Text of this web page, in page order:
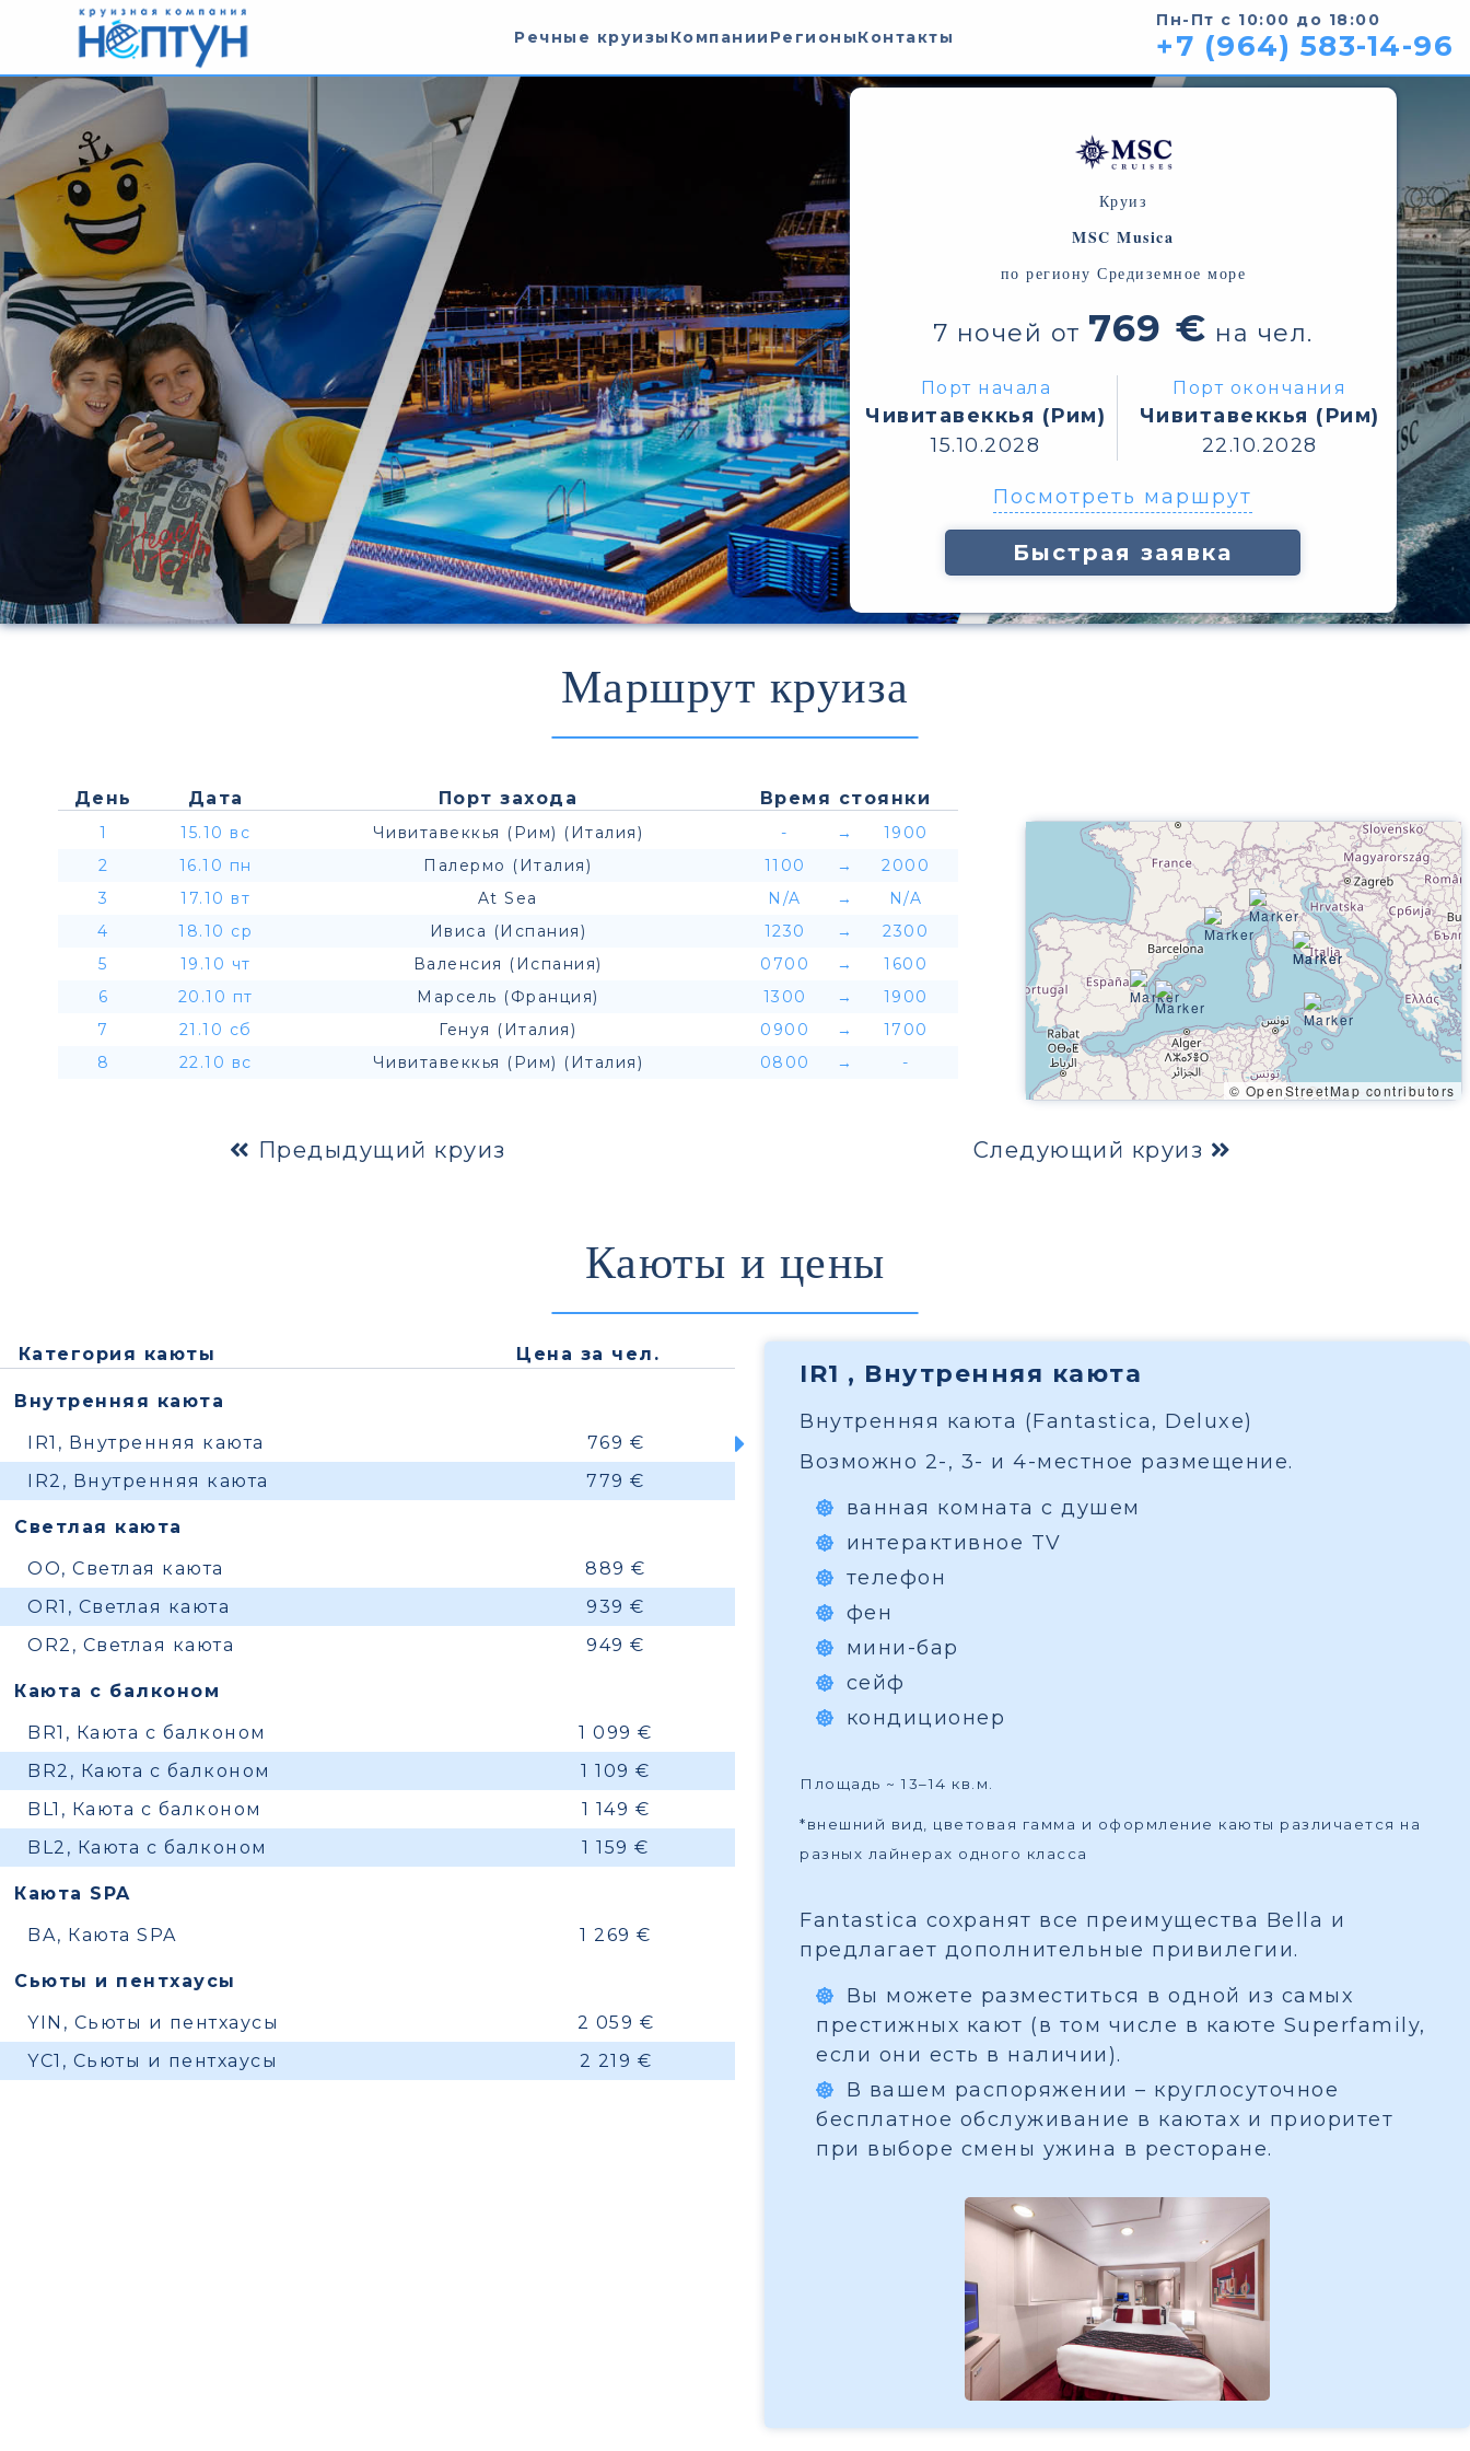
Речные круизы Компании РегионыКонтакты
Пн-Пт с 10:00 до 18:00
+7 (964) 583-14-96
Круиз
MSC Musica
по региону Средиземное море
7 ночей от 769 € на чел.
Порт начала
Чивитавеккья (Рим)
15.10.2028
Порт окончания
Чивитавеккья (Рим)
22.10.2028
Посмотреть маршрут
Быстрая заявка
Маршрут круиза
День Дата Порт захода Время стоянки
1 15.10 вс Чивитавеккья (Рим) (Италия) - →
1900
2
16.10 пн Палермо (Италия) 1100 →
2000
3
17.10 вт At Sea N/A →
N/A
4
18.10 ср Ивиса (Испания) 1230 →
2300
5
19.10 чт Валенсия (Испания) 0700 →
1600
6
20.10 пт Марсель (Франция) 1300 →
1900
7
21.10 сб Генуя (Италия) 0900 →
1700
8
22.10 вс Чивитавеккья (Рим) (Италия) 0800 → -
© OpenStreetMap contributors
Предыдущий круиз Следующий круиз
Каюты и цены
Категория каюты Цена за чел.
Внутренняя каюта
IR1, Внутренняя каюта
769 €
IR2, Внутренняя каюта
779 €
Светлая каюта
OO, Светлая каюта
889 €
OR1, Светлая каюта
939 €
OR2, Светлая каюта
949 €
Каюта с балконом
BR1, Каюта с балконом
1 099 €
BR2, Каюта с балконом
1 109 €
BL1, Каюта с балконом
1 149 €
BL2, Каюта с балконом
1 159 €
Каюта SPA
BA, Каюта SPA
1 269 €
Сьюты и пентхаусы
YIN, Сьюты и пентхаусы
2 059 €
YC1, Сьюты и пентхаусы
2 219 €
IR1 , Внутренняя каюта
Внутренняя каюта (Fantastica, Deluxe)
Возможно 2-, 3- и 4-местное размещение.
ванная комната с душем
интерактивное TV
телефон
фен
мини-бар
сейф
кондиционер
Площадь ~ 13–14 кв.м.
*внешний вид, цветовая гамма и оформление каюты различается на
разных лайнерах одного класса
Fantastica сохранят все преимущества Bella и
предлагает дополнительные привилегии.
Вы можете разместиться в одной из самых
престижных кают (в том числе в каюте Superfamily,
если они есть в наличии).
В вашем распоряжении – круглосуточное
бесплатное обслуживание в каютах и приоритет
при выборе смены ужина в ресторане.